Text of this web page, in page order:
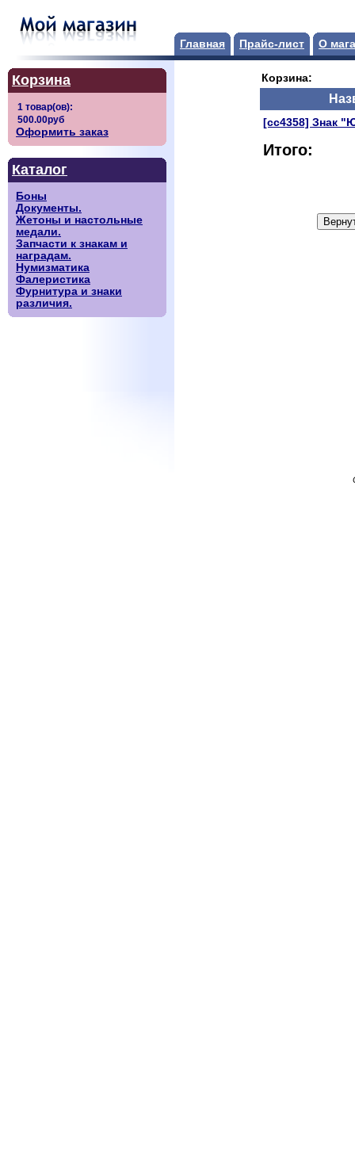
Главная Прайс-лист О
Корзина
Оформить заказ
Каталог
Боны
Документы.
Жетоны и настольные
медали.
Запчасти к знакам и
наградам.
Нумизматика
Фалеристика
Фурнитура и знаки
различия.
Корзина:
[сс4358] Знак
Итого: